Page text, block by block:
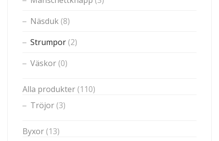
Näsduk (8)
Strumpor (2)
Väskor (0)
Alla produkter (110)
Tröjor (3)
Byxor (13)